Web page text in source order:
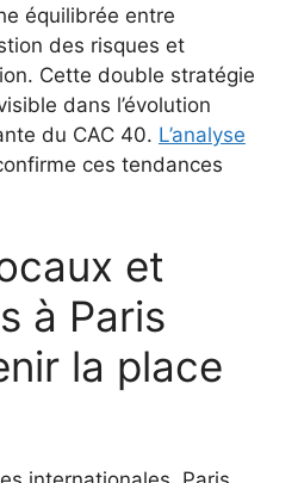
équilibrée entre
des risques et
Cette double stratégie
dans l’évolution
du CAC 40. L’analyse
ces tendances
et
à Paris
la place